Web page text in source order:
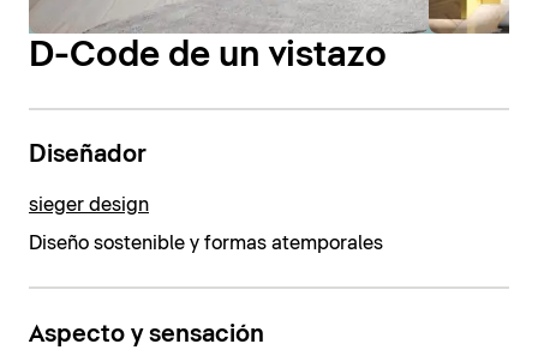
D-Code de un vistazo
Diseñador
sieger design
Diseño sostenible y formas atemporales
Aspecto y sensación